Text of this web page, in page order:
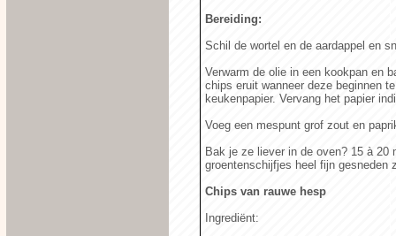
Bereiding:
Schil de wortel en de aardappel en
Verwarm de olie in een kookpan en
chips eruit wanneer deze beginnen
keukenpapier. Vervang het papier
Voeg een mespunt grof zout en
Bak je ze liever in de oven? 15 à 20
groentenschijfjes heel fijn gesneden
Chips van rauwe hesp
Ingrediënt: